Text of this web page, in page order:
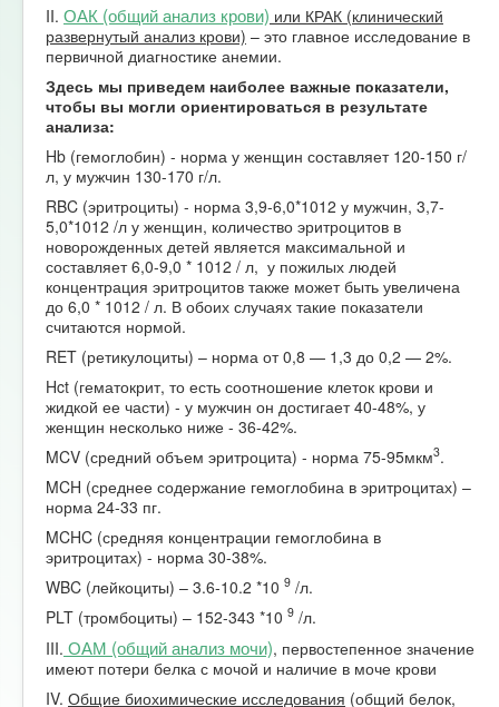
II. ОАК (общий анализ крови) или КРАК (клинический
развернутый анализ крови) – это главное исследование в
первичной диагностике анемии.
Здесь мы приведем наиболее важные показатели,
чтобы вы могли ориентироваться в результате
анализа:
Hb (гемоглобин) - норма у женщин составляет 120-150 г/
л, у мужчин 130-170 г/л.
RBC (эритроциты) - норма 3,9-6,0*1012 у мужчин, 3,7-
5,0*1012 /л у женщин, количество эритроцитов в
новорожденных детей является максимальной и
составляет 6,0-9,0 * 1012 / л, у пожилых людей
концентрация эритроцитов также может быть увеличена
до 6,0 * 1012 / л. В обоих случаях такие показатели
считаются нормой.
RET (ретикулоциты) – норма от 0,8 — 1,3 до 0,2 — 2%.
Hct (гематокрит, то есть соотношение клеток крови и
жидкой ее части) - у мужчин он достигает 40-48%, у
женщин несколько ниже - 36-42%.
MCV (средний объем эритроцита) - норма 75-95мкм3.
MCH (среднее содержание гемоглобина в эритроцитах) –
норма 24-33 пг.
MCHC (средняя концентрации гемоглобина в
эритроцитах) - норма 30-38%.
WBC (лейкоциты) – 3.6-10.2 *10 9 /л.
PLT (тромбоциты) – 152-343 *10 9 /л.
III. ОАМ (общий анализ мочи), первостепенное значение
имеют потери белка с мочой и наличие в моче крови
IV. Общие биохимические исследования (общий белок,